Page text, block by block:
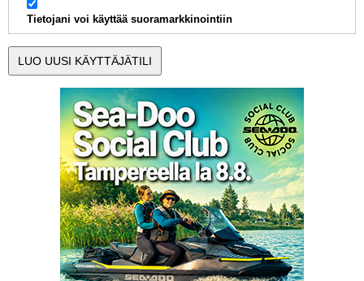
Tietojani voi käyttää suoramarkkinointiin